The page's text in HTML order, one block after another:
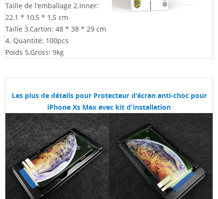
Taille de l'emballage 2.Inner:
22,1 * 10,5 * 1,5 cm
Taille 3.Carton: 48 * 38 * 29 cm
4. Quantité: 100pcs
Poids 5.Gross: 9kg
Les plus de détails pourProtecteur d'écran anti-choc pour
iPhone Xs Max avec kit d'installation